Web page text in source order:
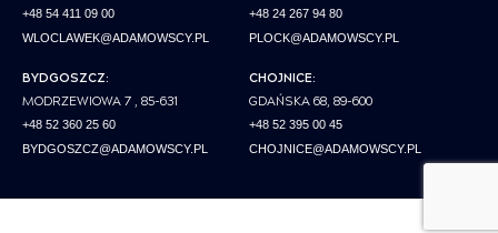
+48 54 411 09 00
WLOCLAWEK@ADAMOWSCY.PL
+48 24 267 94 80
PLOCK@ADAMOWSCY.PL
BYDGOSZCZ:
MODRZEWIOWA 7 , 85-631
+48 52 360 25 60
BYDGOSZCZ@ADAMOWSCY.PL
CHOJNICE:
GDAŃSKA 68, 89-600
+48 52 395 00 45
CHOJNICE@ADAMOWSCY.PL